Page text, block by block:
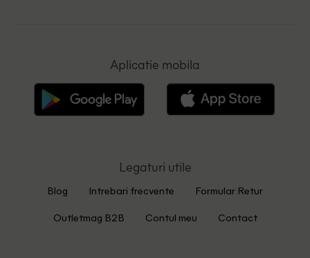
Aplicatie mobila
Legaturi utile
Blog Intrebari frecvente Formular Retur
Outletmag B2B Contul meu Contact